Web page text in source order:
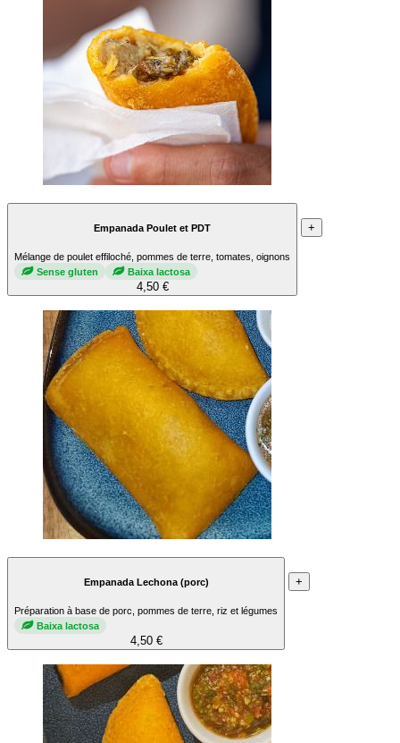
Empanada Poulet et PDT
Mélange de poulet effiloché, pommes de terre, tomates, oignons
Sense gluten
Baixa lactosa
4,50 €
+
Empanada Lechona (porc)
Préparation à base de porc, pommes de terre, riz et légumes
Baixa lactosa
4,50 €
+